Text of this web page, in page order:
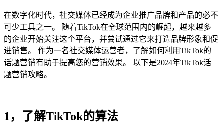
在数字化时代，社交媒体已经成为企业推广品牌和产品的必不
可少工具之一。 随着TikTok在全球范围内的崛起，越来越多
的企业开始关注这个平台，并尝试通过它来打造品牌形象和促
进销售。 作为一名社交媒体运营者，了解如何利用TikTok的
话题营销有助于提高您的营销效果。 以下是2024年TikTok话
题营销攻略。
1，了解TikTok的算法